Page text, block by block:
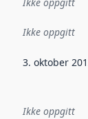
:
Ikke oppgitt
datoen sier
3. oktober
Ikke oppgitt